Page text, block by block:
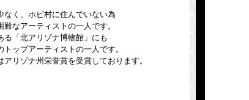
なく、ホピ村に住んでいない為
なアーティストの一人です。
る「北アリゾナ博物館」にも
ップアーティストの一人です。
リゾナ州栄誉賞を受賞しております。